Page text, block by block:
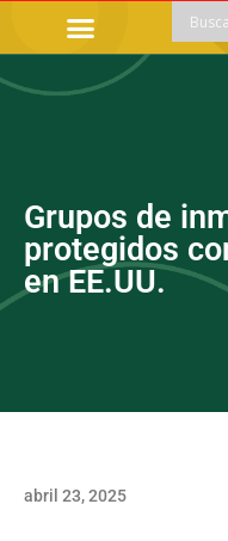
Grupos de
protegidos
en EE.UU.
abril 23, 2025